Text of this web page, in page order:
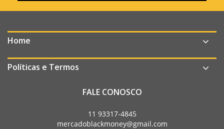
Home
Políticas e Termos
FALE CONOSCO
11 93317-4845
mercadoblackmoney@gmail.com